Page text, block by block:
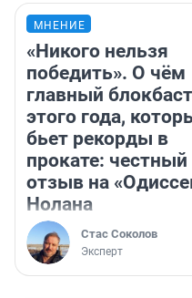
МНЕНИЕ
«Никого нельзя
победить». О чём
главный
этого года,
бьет рекорды в
прокате: честный
отзыв на
Нолана
Стас Соколов
Эксперт